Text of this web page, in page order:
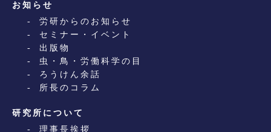
お知らせ
労研からのお知らせ
セミナー・イベント
出版物
虫・鳥・労働科学の目
ろうけん余話
所長のコラム
研究所について
理事長挨拶